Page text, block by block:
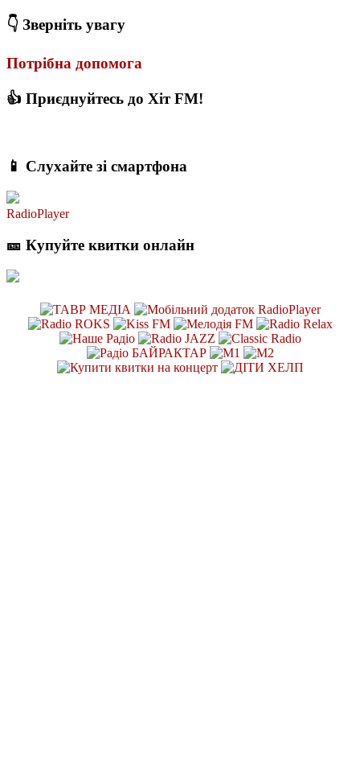
👇 Зверніть увагу
Потрібна допомога
👍 Приєднуйтесь до Хіт FM!
📱 Слухайте зі смартфона
RadioPlayer
🎫 Купуйте квитки онлайн